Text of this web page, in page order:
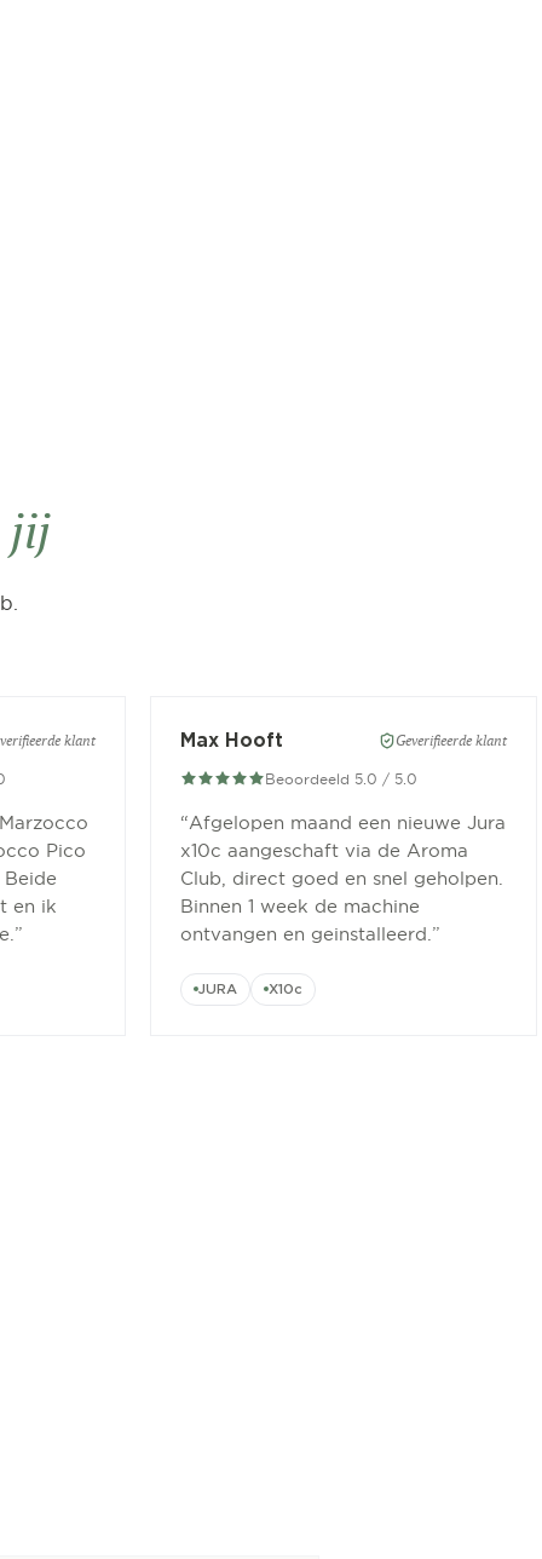
jij
klant
Pico
en ik
”
Max Hooft Geverifieerde klant
Beoordeeld 5.0 / 5.0
“Afgelopen maand een nieuwe Jura
x10c aangeschaft via de Aroma
Club, direct goed en snel geholpen.
Binnen 1 week de machine
ontvangen en geinstalleerd. ”
JURA X10c